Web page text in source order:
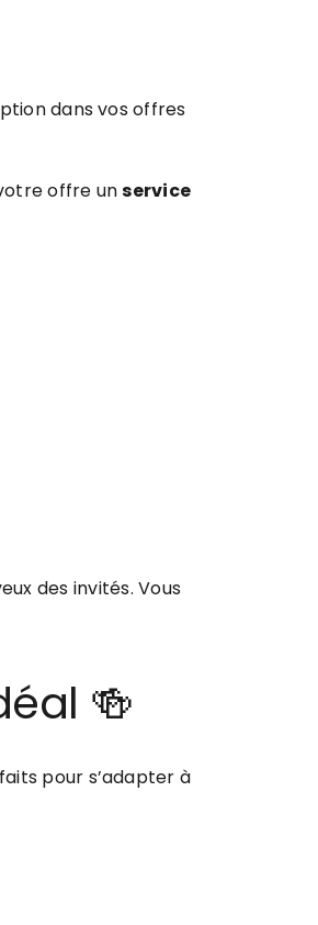
dans vos offres
offre unservice
des invités. Vous
🍻
pour s’adapter à